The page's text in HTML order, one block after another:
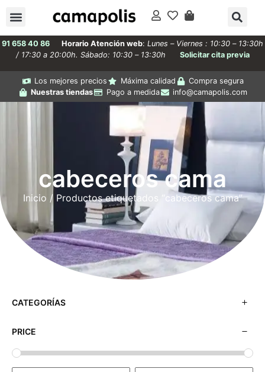
91 658 40 86 Horario Atención web: Lunes – Viernes : 10:30 – 13:30h
/ 17:30 a 20:00h. Sábado: 10:30 – 13:30h
Solicitar cita previa
Los mejores precios Máxima calidad
Compra segura
Nuestras tiendas
Pago a medida info@camapolis.com
cabeceros cama
Inicio / Productos etiquetados “cabeceros cama”
CATEGORÍAS
PRICE